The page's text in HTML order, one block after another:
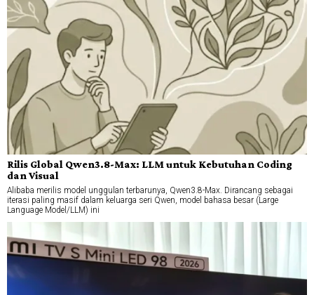
Rilis Global Qwen3.8-Max: LLM untuk Kebutuhan Coding
dan Visual
Alibaba merilis model unggulan terbarunya, Qwen3.8-Max. Dirancang sebagai
iterasi paling masif dalam keluarga seri Qwen, model bahasa besar (Large
Language Model/LLM) ini